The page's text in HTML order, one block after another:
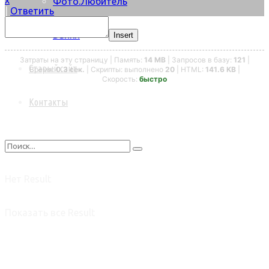
Байки
Старый сайт
Контакты
Ответить
Insert
Затраты на эту страницу | Память: 14 MB | Запросов в базу: 121
Время:0.3 сек. | Скрипты: выполнено 20| HTML: 141.6 KB
Скорость: быстро